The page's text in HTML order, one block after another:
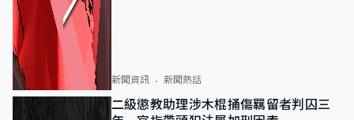
新聞資訊 新聞熱話
二級懲教助理涉木棍捅傷羈留者判囚三